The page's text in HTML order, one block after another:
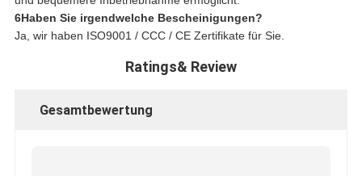
6Haben Sie irgendwelche Bescheinigungen?
Ja, wir haben ISO9001 / CCC / CE Zertifikate für Sie.
Ratings& Review
Gesamtbewertung